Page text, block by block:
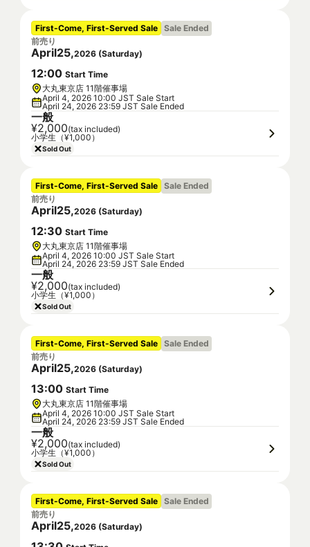
First-Come, First-Served Sale Sale Ended
前売り
April25,2026 (Saturday)
12:00 Start Time
大丸東京店 11階催事場
April 4, 2026 10:00 JST Sale Start
April 24, 2026 23:59 JST Sale Ended
一般
¥2,000(tax included)
小学生（¥1,000）
Sold Out
First-Come, First-Served Sale Sale Ended
前売り
April25,2026 (Saturday)
12:30 Start Time
大丸東京店 11階催事場
April 4, 2026 10:00 JST Sale Start
April 24, 2026 23:59 JST Sale Ended
一般
¥2,000(tax included)
小学生（¥1,000）
Sold Out
First-Come, First-Served Sale Sale Ended
前売り
April25,2026 (Saturday)
13:00 Start Time
大丸東京店 11階催事場
April 4, 2026 10:00 JST Sale Start
April 24, 2026 23:59 JST Sale Ended
一般
¥2,000(tax included)
小学生（¥1,000）
Sold Out
First-Come, First-Served Sale Sale Ended
前売り
April25,2026 (Saturday)